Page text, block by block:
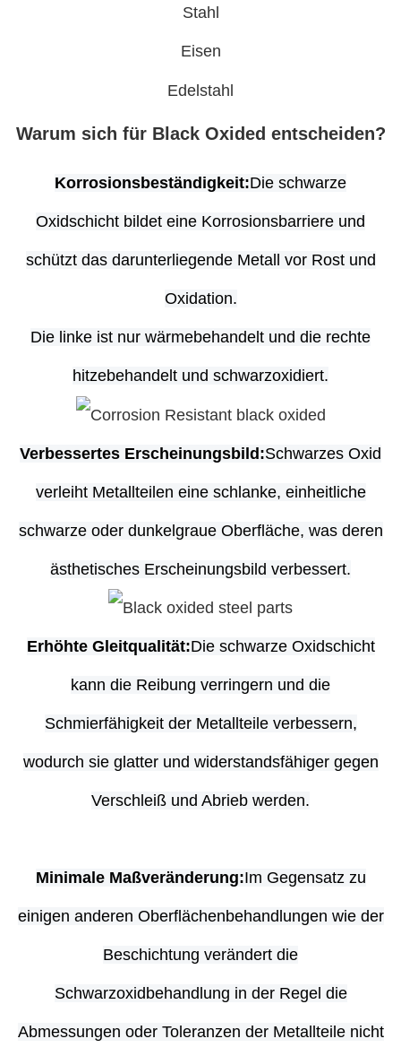
Stahl
Eisen
Edelstahl
Warum sich für Black Oxided entscheiden?
Korrosionsbeständigkeit:Die schwarze
Oxidschicht bildet eine Korrosionsbarriere und
schützt das darunterliegende Metall vor Rost und
Oxidation.
Die linke ist nur wärmebehandelt und die rechte
hitzebehandelt und schwarzoxidiert.
Verbessertes Erscheinungsbild:Schwarzes Oxid
verleiht Metallteilen eine schlanke, einheitliche
schwarze oder dunkelgraue Oberfläche, was deren
ästhetisches Erscheinungsbild verbessert.
Erhöhte Gleitqualität:Die schwarze Oxidschicht
kann die Reibung verringern und die
Schmierfähigkeit der Metallteile verbessern,
wodurch sie glatter und widerstandsfähiger gegen
Verschleiß und Abrieb werden.
Minimale Maßveränderung:Im Gegensatz zu
einigen anderen Oberflächenbehandlungen wie der
Beschichtung verändert die
Schwarzoxidbehandlung in der Regel die
Abmessungen oder Toleranzen der Metallteile nicht